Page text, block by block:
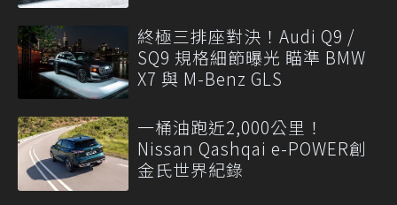
終極三排座對決！Audi Q9 /
SQ9 規格細節曝光 瞄準 BMW
X7 與 M-Benz GLS
一桶油跑近2,000公里！
Nissan Qashqai e-POWER創
金氏世界紀錄